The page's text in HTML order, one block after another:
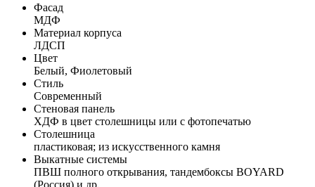
Фасад
МДФ
Материал корпуса
ЛДСП
Цвет
Белый, Фиолетовый
Стиль
Современный
Стеновая панель
ХДФ в цвет столешницы или с фотопечатью
Столешница
пластиковая; из искусственного камня
Выкатные системы
ПВШ полного открывания, тандембоксы BOYARD
(Россия) и др.